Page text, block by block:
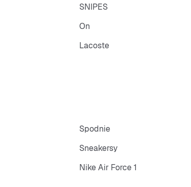
SNIPES
On
Lacoste
Spodnie
Sneakersy
Nike Air Force 1